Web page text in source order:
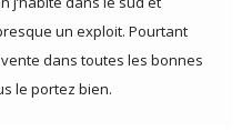
un exploit. Pourtant
dans toutes les bonnes
le portez bien.